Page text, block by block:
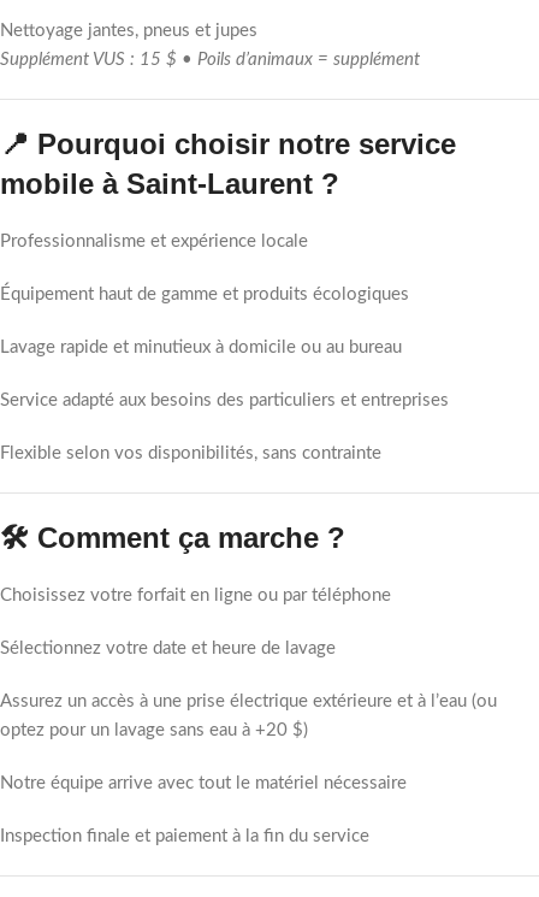
Nettoyage jantes, pneus et jupes
Supplément VUS : 15 $ • Poils d’animaux = supplément
📍 Pourquoi choisir notre service
mobile à Saint-Laurent ?
Professionnalisme et expérience locale
Équipement haut de gamme et produits écologiques
Lavage rapide et minutieux à domicile ou au bureau
Service adapté aux besoins des particuliers et entreprises
Flexible selon vos disponibilités, sans contrainte
🛠️ Comment ça marche ?
Choisissez votre forfait en ligne ou par téléphone
Sélectionnez votre date et heure de lavage
Assurez un accès à une prise électrique extérieure et à l’eau (ou
optez pour un lavage sans eau à +20 $)
Notre équipe arrive avec tout le matériel nécessaire
Inspection finale et paiement à la fin du service